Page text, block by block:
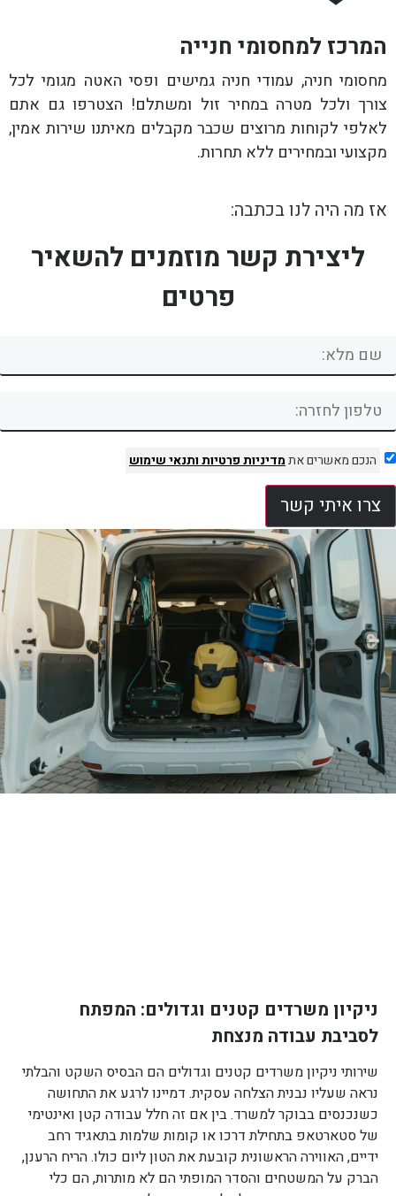
המרכז למחסומי חנייה
מחסומי חניה, עמודי חניה גמישים ופסי האטה מגומי לכל
צורך ולכל מטרה במחיר זול ומשתלם! הצטרפו גם אתם
לאלפי לקוחות מרוצים שכבר מקבלים מאיתנו שירות אמין,
מקצועי ובמחירים ללא תחרות.
אז מה היה לנו בכתבה:
ליצירת קשר מוזמנים להשאיר
פרטים
הנכם מאשרים אתמדיניות פרטיותותנאי שימוש
צרו איתי קשר
ניקיון משרדים קטנים וגדולים: המפתח
לסביבת עבודה מנצחת
שירותי ניקיון משרדים קטנים וגדולים הם הבסיס השקט והבלתי
נראה שעליו נבנית הצלחה עסקית. דמיינו לרגע את התחושה
כשנכנסים בבוקר למשרד. בין אם זה חלל עבודה קטן ואינטימי
של סטארטאפ בתחילת דרכו או קומות שלמות בתאגיד רחב
ידיים, האווירה הראשונית קובעת את הטון ליום כולו. הריח הרענן,
הברק על המשטחים והסדר המופתי הם לא מותרות, הם כלי